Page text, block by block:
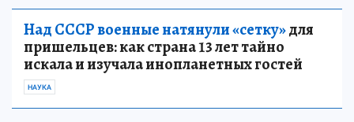
Над СССР военные натянули «сетку»для
пришельцев: как страна 13 лет тайно
искала и изучала инопланетных гостей
НАУКА